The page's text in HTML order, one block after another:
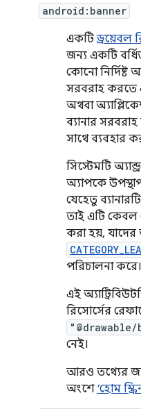
android:banner
একটিড্রয়েবল
জন্য একটি
কোনো নির্দিষ্ট
সরবরাহ করতে
অথবা
ব্যানার
সাথে ব্যবহার
সিস্টেমটি
অ্যাপকে
যেহেতু
তাই এটি কেবল
করা হয়, যাদের
পরিচালনা করে।
এই
রিসোর্সের
"@drawable/
নেই।
আরও তথ্যের
অংশে ‘হোম